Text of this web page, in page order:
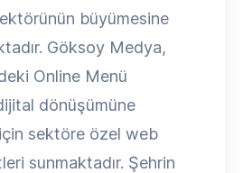
büyümesine
Göksoy Medya,
Online Menü
dönüşümüne
sektöre özel web
sunmaktadır. Şehrin